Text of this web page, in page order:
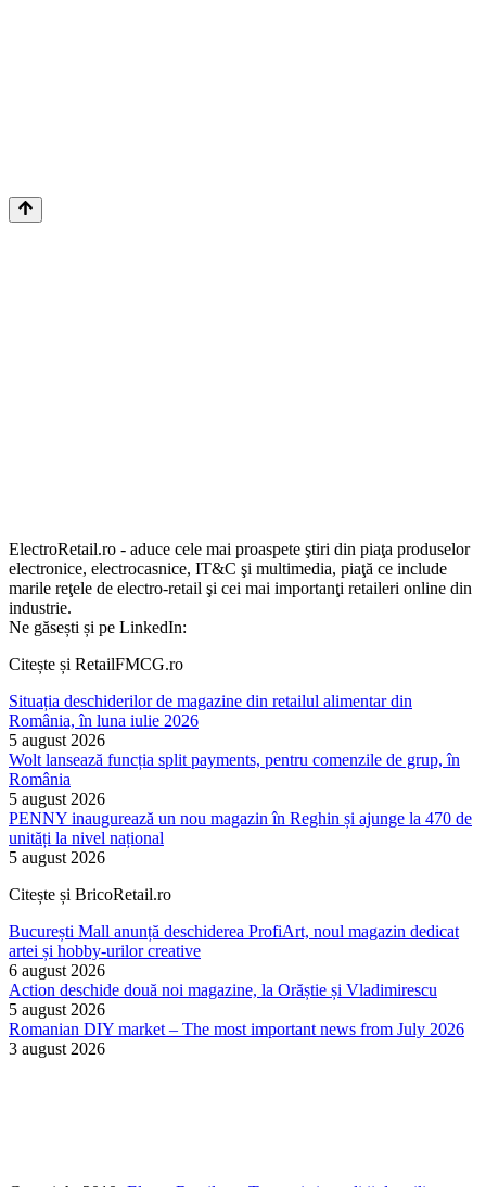
ElectroRetail.ro - aduce cele mai proaspete ştiri din piaţa produselor
electronice, electrocasnice, IT&C şi multimedia, piaţă ce include
marile reţele de electro-retail şi cei mai importanţi retaileri online din
industrie.
Ne găsești și pe LinkedIn:
Citește și RetailFMCG.ro
Situația deschiderilor de magazine din retailul alimentar din
România, în luna iulie 2026
5 august 2026
Wolt lansează funcția split payments, pentru comenzile de grup, în
România
5 august 2026
PENNY inaugurează un nou magazin în Reghin și ajunge la 470 de
unități la nivel național
5 august 2026
Citește și BricoRetail.ro
București Mall anunță deschiderea ProfiArt, noul magazin dedicat
artei și hobby-urilor creative
6 august 2026
Action deschide două noi magazine, la Orăștie și Vladimirescu
5 august 2026
Romanian DIY market – The most important news from July 2026
3 august 2026